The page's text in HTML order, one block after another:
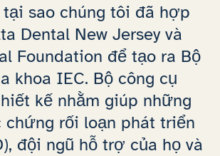
sao chúng tôi đã hợp
Dental New Jersey và
Foundation để tạo ra Bộ
khoa IEC. Bộ công cụ
kế nhằm giúp những
rối loạn phát triển
đội ngũ hỗ trợ của họ và